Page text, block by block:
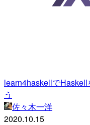
learn4haskellでHaskell
う
佐々木一洋
2020.10.15